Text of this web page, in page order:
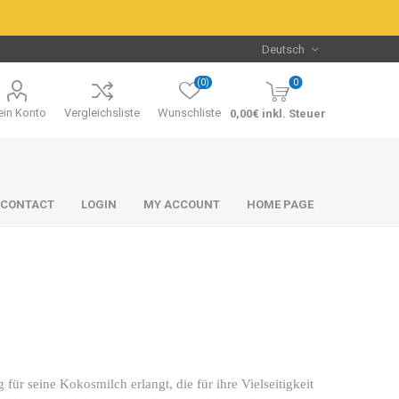
Konto Vergleichsliste Wunschliste
(0) 0
0,00€ inkl. Steuer
CONTACT LOGIN MY ACCOUNT HOME PAGE
für seine Kokosmilch erlangt, die für ihre Vielseitigkeit